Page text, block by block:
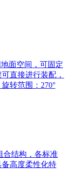
面空间，可固定
直接进行装配，
转范围：270°
合结构，各标准
高度柔性化特